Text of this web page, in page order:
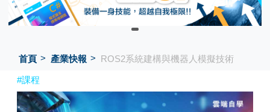
首頁 產業快報 ROS2系統建構與機器人模擬技術
#課程